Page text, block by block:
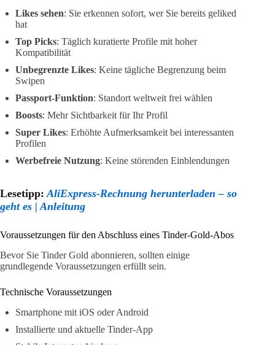
Likes sehen: Sie erkennen sofort, wer Sie bereits geliked
hat
Top Picks: Täglich kuratierte Profile mit hoher
Kompatibilität
Unbegrenzte Likes: Keine tägliche Begrenzung beim
Swipen
Passport-Funktion: Standort weltweit frei wählen
Boosts: Mehr Sichtbarkeit für Ihr Profil
Super Likes: Erhöhte Aufmerksamkeit bei interessanten
Profilen
Werbefreie Nutzung: Keine störenden Einblendungen
Lesetipp: AliExpress-Rechnung herunterladen – so
geht es | Anleitung
Voraussetzungen für den Abschluss eines Tinder-Gold-Abos
Bevor Sie Tinder Gold abonnieren, sollten einige
grundlegende Voraussetzungen erfüllt sein.
Technische Voraussetzungen
Smartphone mit iOS oder Android
Installierte und aktuelle Tinder-App